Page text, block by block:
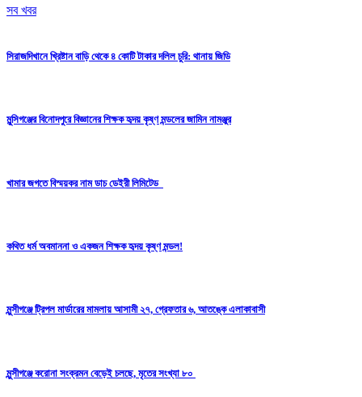
সব খবর
সিরাজদিখানে খ্রিষ্টান বাড়ি থেকে ৪ কোটি টাকার দলিল চুরি: থানায় জিডি
মুন্সিগঞ্জের বিনোদপুরে বিজ্ঞানের শিক্ষক হৃদয় কৃষ্ণ মন্ডলের জামিন নামঞ্জুর
খামার জগতে বিস্ময়কর নাম ডাচ ডেইরী লিমিটেড
কথিত ধর্ম অবমাননা ও একজন শিক্ষক হৃদয় কৃষ্ণ মন্ডল!
মুন্সীগঞ্জে ট্রিপল মার্ডারের মামলায় আসামী ২৭, গ্রেফতার ৬, আতঙ্কে এলাকাবাসী
মুন্সীগঞ্জে করোনা সংক্রমন বেড়েই চলছে, মৃতের সংখ্যা ৮০